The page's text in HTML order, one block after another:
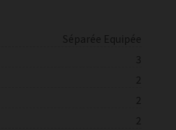
Séparée Equipée
3
2
2
2